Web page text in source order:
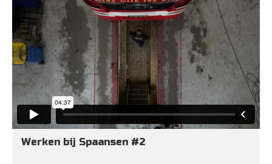
Werken bij Spaansen #2